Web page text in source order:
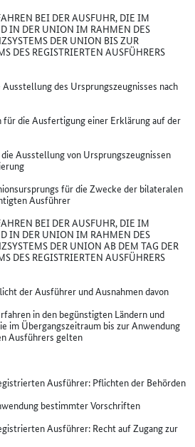
BEI DER AUSFUHR, DIE IM
IN DER UNION IM RAHMEN DES
DER UNION BIS ZUR
DES REGISTRIERTEN AUSFÜHRERS
des Ursprungszeugnisses nach
für die Ausfertigung einer Erklärung auf der
Ausstellung von Ursprungszeugnissen
für die Zwecke der bilateralen
Ausführer
BEI DER AUSFUHR, DIE IM
IN DER UNION IM RAHMEN DES
DER UNION AB DEM TAG DER
DES REGISTRIERTEN AUSFÜHRERS
der Ausführer und Ausnahmen davon
in den begünstigten Ländern und
im Übergangszeitraum bis zur Anwendung
Ausführers gelten
Ausführer: Pflichten der Behörden
bestimmter Vorschriften
Ausführer: Recht auf Zugang zur